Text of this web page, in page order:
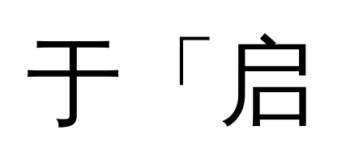
于「启